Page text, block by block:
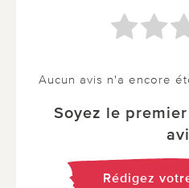
Aucun avis n'a encore
Soyez le
Rédigez